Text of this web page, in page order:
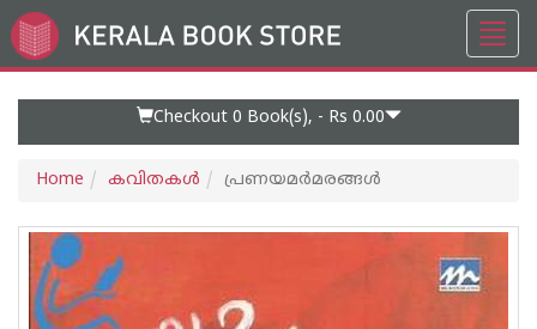
Go
to
Checkout 0 Book(s), - Rs 0.00
Home കവിതകള്‍ പ്രണയമര്‍മരങ്ങള്‍